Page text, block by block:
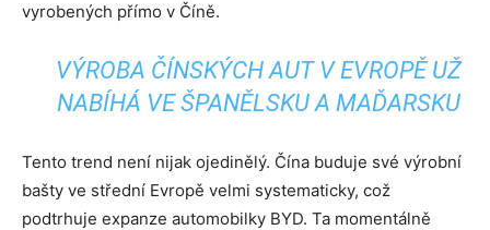
vyrobených přímo v Číně.
VÝROBA ČÍNSKÝCH AUT V EVROPĚ UŽ
NABÍHÁ VE ŠPANĚLSKU A MAĎARSKU
Tento trend není nijak ojedinělý. Čína buduje své výrobní
bašty ve střední Evropě velmi systematicky, což
podtrhuje expanze automobilky BYD. Ta momentálně